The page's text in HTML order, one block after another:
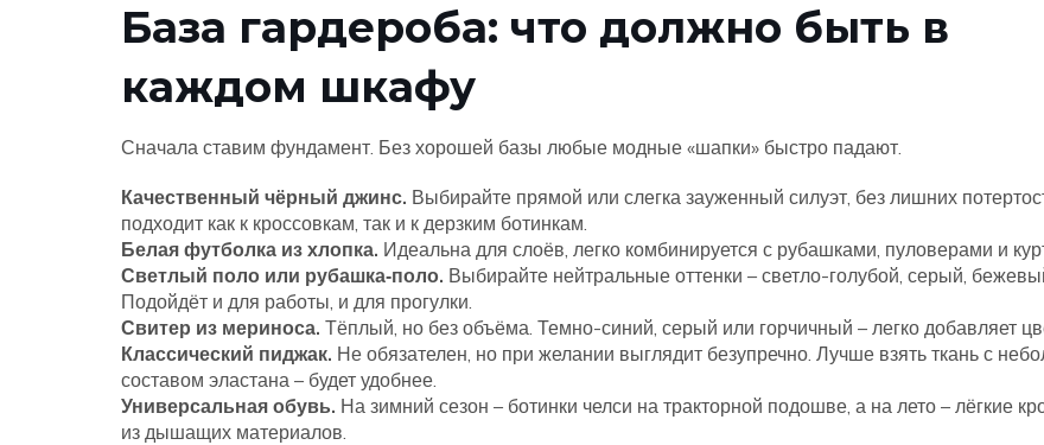
База гардероба: что должно быть в
каждом шкафу
Сначала ставим фундамент. Без хорошей базы любые модные «шапки» быстро падают.
Качественный чёрный джинс. Выбирайте прямой или слегка зауженный силуэт, без лишних
подходит как к кроссовкам, так и к дерзким ботинкам.
Белая футболка из хлопка. Идеальна для слоёв, легко комбинируется с рубашками, пуловерами и
Светлый поло или рубашка‑поло. Выбирайте нейтральные оттенки – светло-голубой, серый,
Подойдёт и для работы, и для прогулки.
Свитер из мериноса. Тёплый, но без объёма. Темно-синий, серый или горчичный – легко добавляет
Классический пиджак. Не обязателен, но при желании выглядит безупречно. Лучше взять ткань с
составом эластана – будет удобнее.
Универсальная обувь. На зимний сезон – ботинки челси на тракторной подошве, а на лето – лёгкие
из дышащих материалов.